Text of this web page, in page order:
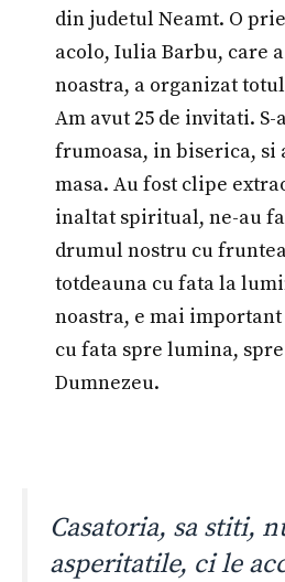
din judetul Neamt. O
acolo, Iulia Barbu, care
noastra, a organizat
Am avut 25 de invitati.
frumoasa, in biserica, si
masa. Au fost clipe
inaltat spiritual, ne-au
drumul nostru cu
totdeauna cu fata la
noastra, e mai
cu fata spre lumina,
Dumnezeu.
Casatoria, sa stiti,
asperitatile, ci le